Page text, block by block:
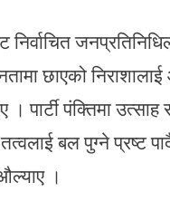
छाएको
। पार्टी पंक्तिमा
बल पुग्ने प्रष्ट
।